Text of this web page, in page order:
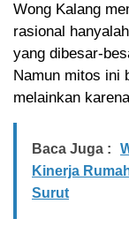
Wong Kalang
rasional
yang dibesar-
Namun mitos ini
melainkan
Baca Juga :
Kinerja
Surut